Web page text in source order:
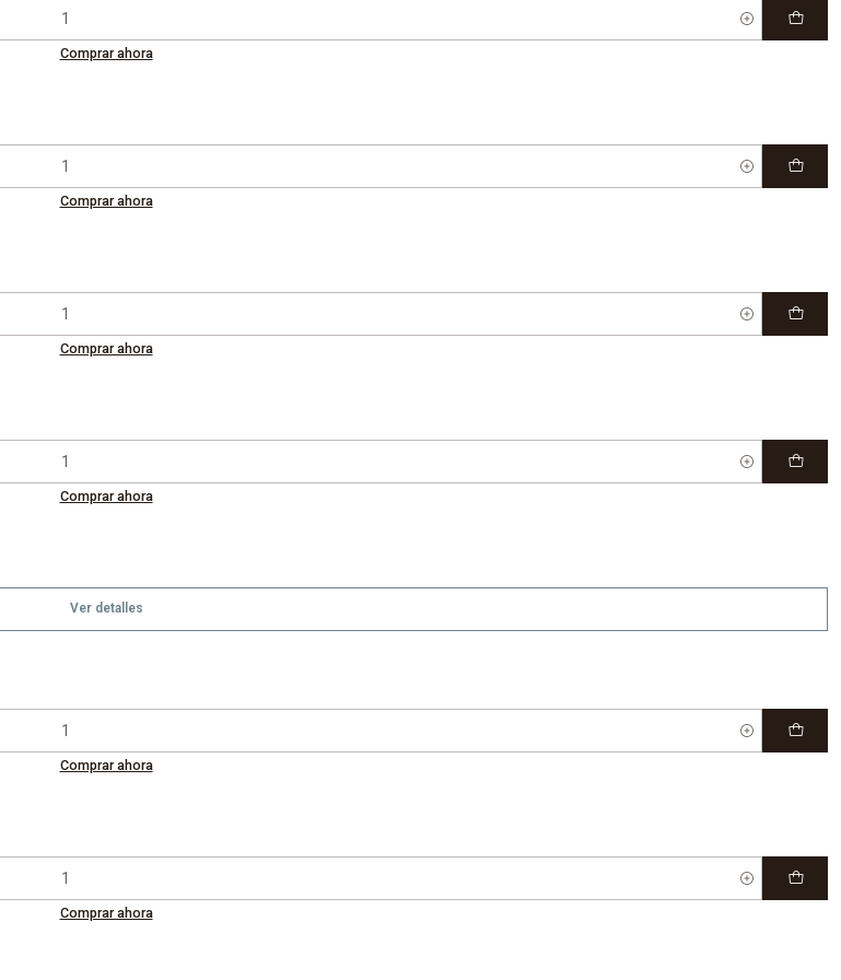
Comprar ahora
Comprar ahora
Comprar ahora
Comprar ahora
Ver detalles
Comprar ahora
Comprar ahora